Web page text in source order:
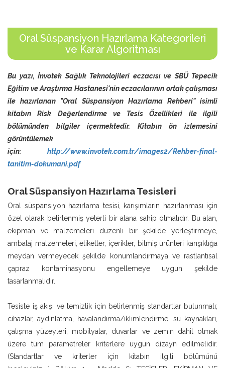
Oral Süspansiyon Hazırlama Kategorileri
ve Karar Algoritması
Bu yazı, İnvotek Sağlık Teknolojileri eczacısı ve SBÜ Tepecik
Eğitim ve Araştırma Hastanesi'nin eczacılarının ortak çalışması
ile hazırlanan "Oral Süspansiyon Hazırlama Rehberi" isimli
kitabın Risk Değerlendirme ve Tesis Özellikleri ile ilgili
bölümünden bilgiler içermektedir. Kitabın ön izlemesini
görüntülemek
için: http://www.invotek.com.tr/images2/Rehber-final-
tanitim-dokumani.pdf
Oral Süspansiyon Hazırlama Tesisleri
Oral süspansiyon hazırlama tesisi, karışımların hazırlanması için
özel olarak belirlenmiş yeterli bir alana sahip olmalıdır. Bu alan,
ekipman ve malzemeleri düzenli bir şekilde yerleştirmeye,
ambalaj malzemeleri, etiketler, içerikler, bitmiş ürünleri karışıklığa
meydan vermeyecek şekilde konumlandırmaya ve rastlantısal
çapraz kontaminasyonu engellemeye uygun şekilde
tasarlanmalıdır.
Tesiste iş akışı ve temizlik için belirlenmiş standartlar bulunmalı;
cihazlar, aydınlatma, havalandırma/iklimlendirme, su kaynakları,
çalışma yüzeyleri, mobilyalar, duvarlar ve zemin dahil olmak
üzere tüm parametreler kriterlere uygun dizayn edilmelidir.
(Standartlar ve kriterler için kitabın ilgili bölümünü